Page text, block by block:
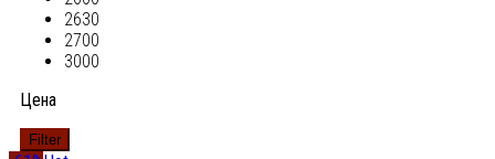
2630
2700
3000
Цена
Filter